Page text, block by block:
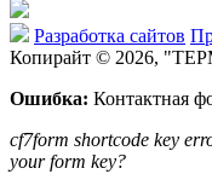
Разработка сайтов
Копирайт © 2026, "
Ошибка: Контактная
cf7form shortcode key
your form key?